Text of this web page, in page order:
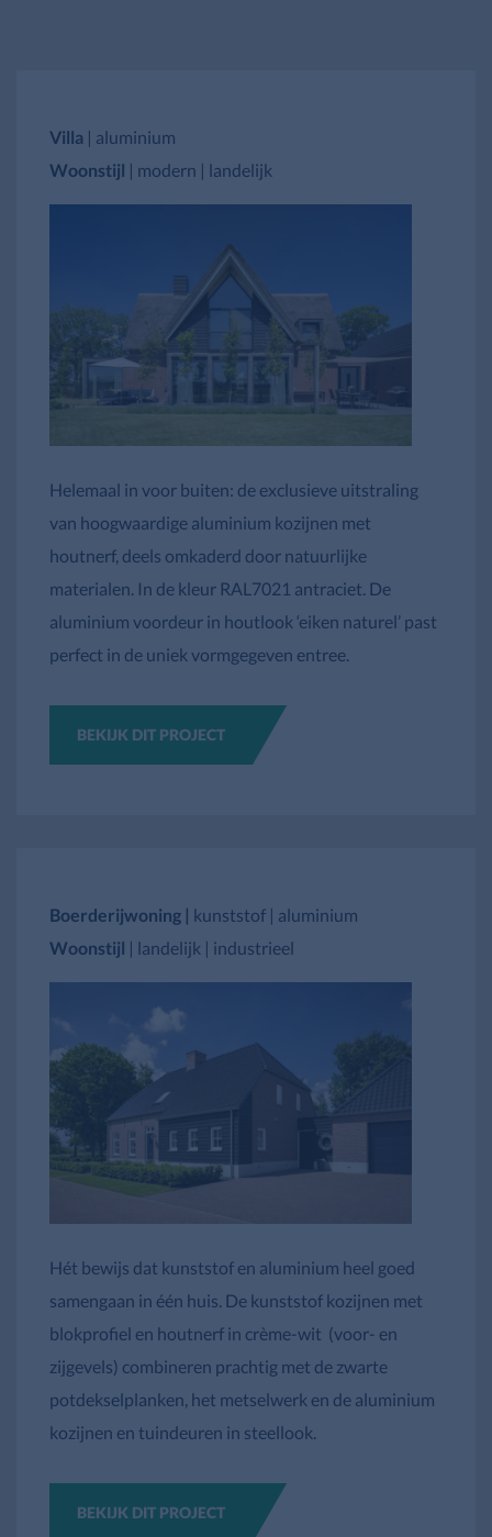
Villa | aluminium
Woonstijl | modern | landelijk
Helemaal in voor buiten: de exclusieve uitstraling
van hoogwaardige aluminium kozijnen met
houtnerf, deels omkaderd door natuurlijke
materialen. In de kleur RAL7021 antraciet. De
aluminium voordeur in houtlook ‘eiken naturel’ past
perfect in de uniek vormgegeven entree.
BEKIJK DIT PROJECT
Boerderijwoning | kunststof | aluminium
Woonstijl | landelijk | industrieel
Hét bewijs dat kunststof en aluminium heel goed
samengaan in één huis. De kunststof kozijnen met
blokprofiel en houtnerf in crème-wit (voor- en
zijgevels) combineren prachtig met de zwarte
potdekselplanken, het metselwerk en de aluminium
kozijnen en tuindeuren in steellook.
BEKIJK DIT PROJECT